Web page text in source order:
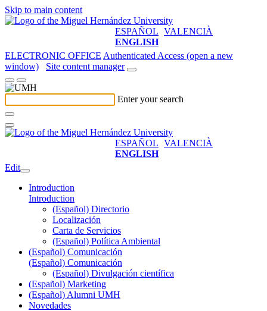
Skip to main content
ESPAÑOL VALENCIÀ
ENGLISH
ELECTRONIC OFFICE Authenticated Access (open a new
window)
Site content manager
Enter your search
ESPAÑOL VALENCIÀ
ENGLISH
Edit
Introduction
Introduction
(Español) Directorio
Localización
Carta de Servicios
(Español) Política Ambiental
(Español) Comunicación
(Español) Comunicación
(Español) Divulgación científica
(Español) Marketing
(Español) Alumni UMH
Novedades